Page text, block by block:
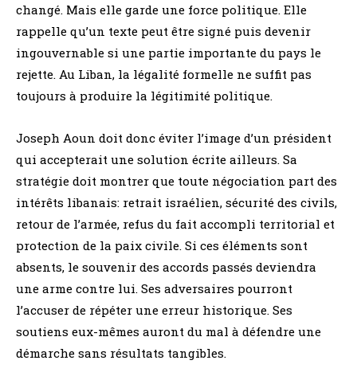
changé. Mais elle garde une force politique. Elle
rappelle qu’un texte peut être signé puis devenir
ingouvernable si une partie importante du pays le
rejette. Au Liban, la légalité formelle ne suffit pas
toujours à produire la légitimité politique.
Joseph Aoun doit donc éviter l’image d’un président
qui accepterait une solution écrite ailleurs. Sa
stratégie doit montrer que toute négociation part des
intérêts libanais: retrait israélien, sécurité des civils,
retour de l’armée, refus du fait accompli territorial et
protection de la paix civile. Si ces éléments sont
absents, le souvenir des accords passés deviendra
une arme contre lui. Ses adversaires pourront
l’accuser de répéter une erreur historique. Ses
soutiens eux-mêmes auront du mal à défendre une
démarche sans résultats tangibles.